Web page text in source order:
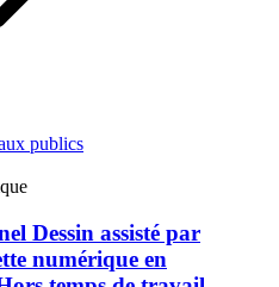
publics
Dessin assisté par
numérique en